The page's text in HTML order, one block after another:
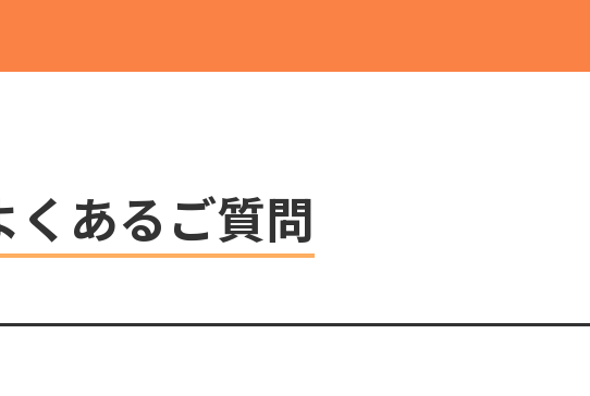
た場合には、適切かつ迅速に対応いたします。また、個人情報を提
め、個人情報の取扱いに関する法令、国が定める指針およびその他の
窓口
くあるご質問